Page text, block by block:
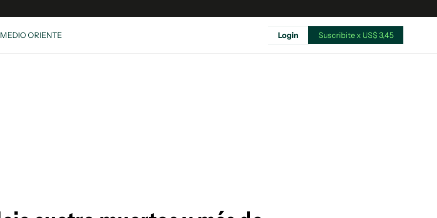
ORIENTE Login Suscribite x US$ 3,45